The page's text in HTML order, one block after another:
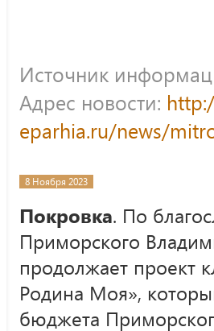
Источник
Адрес новости:
eparhia.ru/news/
8 Ноября 2023
Покровка. По
Приморского
продолжает проект
Родина Моя»,
бюджета